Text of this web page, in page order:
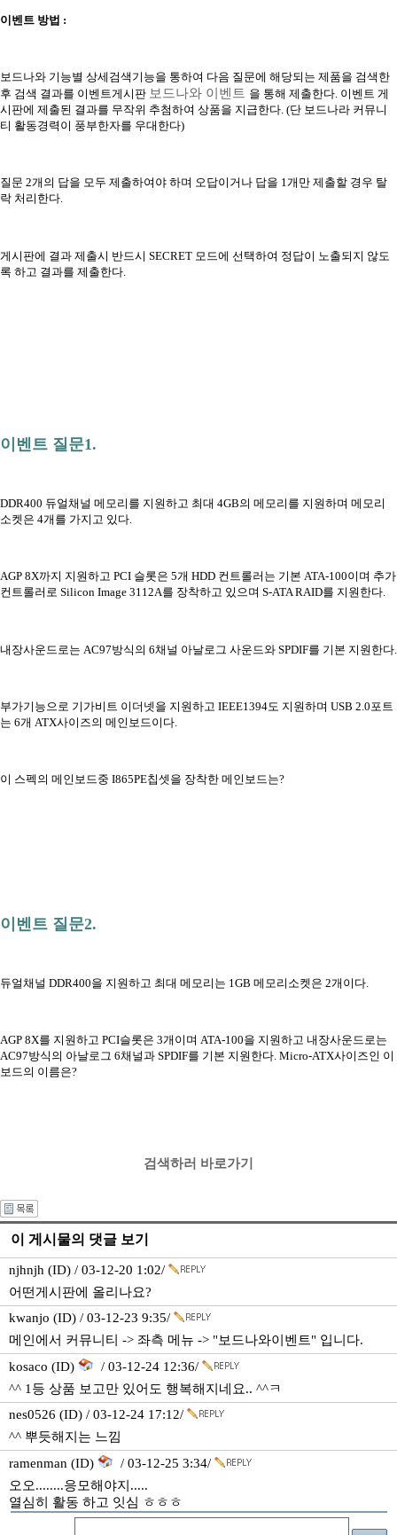
이벤트 방법 :
보드나와 기능별 상세검색기능을 통하여 다음 질문에 해당되는 제품을 검색한
후 검색 결과를 이벤트게시판 보드나와 이벤트 을 통해 제출한다. 이벤트 게
시판에 제출된 결과를 무작위 추첨하여 상품을 지급한다. (단 보드나라 커뮤니
티 활동경력이 풍부한자를 우대한다)
질문 2개의 답을 모두 제출하여야 하며 오답이거나 답을 1개만 제출할 경우 탈
락 처리한다.
게시판에 결과 제출시 반드시 SECRET 모드에 선택하여 정답이 노출되지 않도
록 하고 결과를 제출한다.
이벤트 질문1.
DDR400 듀얼채널 메모리를 지원하고 최대 4GB의 메모리를 지원하며 메모리
소켓은 4개를 가지고 있다.
AGP 8X까지 지원하고 PCI 슬롯은 5개 HDD 컨트롤러는 기본 ATA-100이며 추가
컨트롤러로 Silicon Image 3112A를 장착하고 있으며 S-ATA RAID를 지원한다.
내장사운드로는 AC97방식의 6채널 아날로그 사운드와 SPDIF를 기본 지원한다.
부가기능으로 기가비트 이더넷을 지원하고 IEEE1394도 지원하며 USB 2.0포트
는 6개 ATX사이즈의 메인보드이다.
이 스펙의 메인보드중 I865PE칩셋을 장착한 메인보드는?
이벤트 질문2.
듀얼채널 DDR400을 지원하고 최대 메모리는 1GB 메모리소켓은 2개이다.
AGP 8X를 지원하고 PCI슬롯은 3개이며 ATA-100을 지원하고 내장사운드로는
AC97방식의 아날로그 6채널과 SPDIF를 기본 지원한다. Micro-ATX사이즈인 이
보드의 이름은?
검색하러 바로가기
이 게시물의 댓글 보기
njhnjh (ID) / 03-12-20 1:02/
어떤게시판에 올리나요?
kwanjo (ID) / 03-12-23 9:35/
메인에서 커뮤니티 -> 좌측 메뉴 -> "보드나와이벤트" 입니다.
kosaco (ID)
/ 03-12-24 12:36/
^^ 1등 상품 보고만 있어도 행복해지네요.. ^^ㅋ
nes0526 (ID) / 03-12-24 17:12/
^^ 뿌듯해지는 느낌
ramenman (ID)
/ 03-12-25 3:34/
오오........응모해야지.....
열심히 활동 하고 잇심 ㅎㅎㅎ